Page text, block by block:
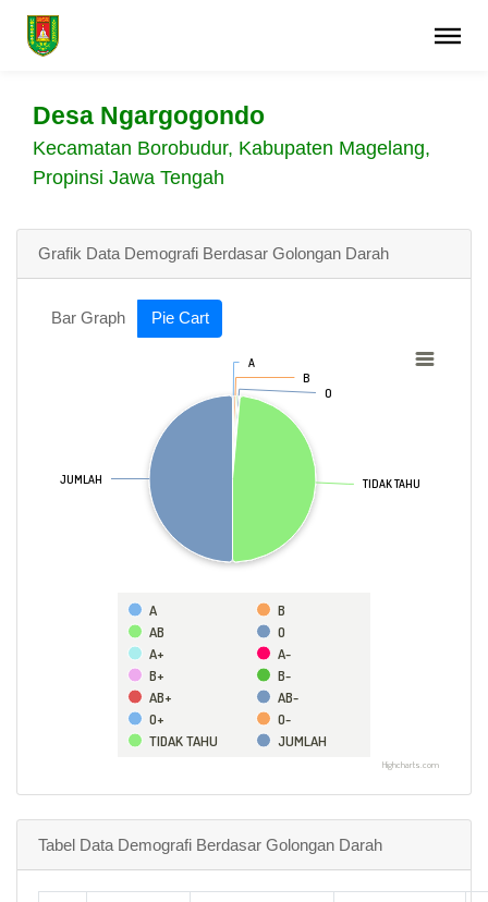
Desa Ngargogondo
Kecamatan Borobudur, Kabupaten Magelang,
Propinsi Jawa Tengah
Grafik Data Demografi Berdasar Golongan Darah
Bar Graph Pie Cart
A
A
B
B
O
O
TIDAK TAHU
TIDAK TAHU
JUMLAH
JUMLAH
A
B
AB
O
A+
A-
B+
B-
AB+
AB-
O+
O-
TIDAK TAHU
JUMLAH
Highcharts.com
Tabel Data Demografi Berdasar Golongan Darah